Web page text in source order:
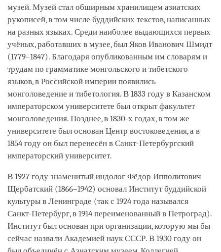
музей. Музей стал обширным хранилищем азиатских
рукописей, в том числе буддийских текстов, написанных
на разных языках. Среди наиболее выдающихся первых
учёных, работавших в музее, был Яков Иванович Шмидт
(1779–1847). Благодаря опубликованным им словарям и
трудам по грамматике монгольского и тибетского
языков, в Российской империи появились
монголоведение и тибетология. В 1833 году в Казанском
императорском университете был открыт факультет
монголоведения. Позднее, в 1830-х годах, в том же
университете был основан Центр востоковедения, а в
1854 году он был перенесён в Санкт-Петербургский
императорский университет.
В 1927 году знаменитый индолог Фёдор Ипполитович
Щербатский (1866–1942) основал Институт буддийской
культуры в Ленинграде (так с 1924 года назывался
Санкт-Петербург, в 1914 переименованный в Петроград).
Институт был основан при организации, которую мы бы
сейчас назвали Академией наук СССР. В 1930 году он